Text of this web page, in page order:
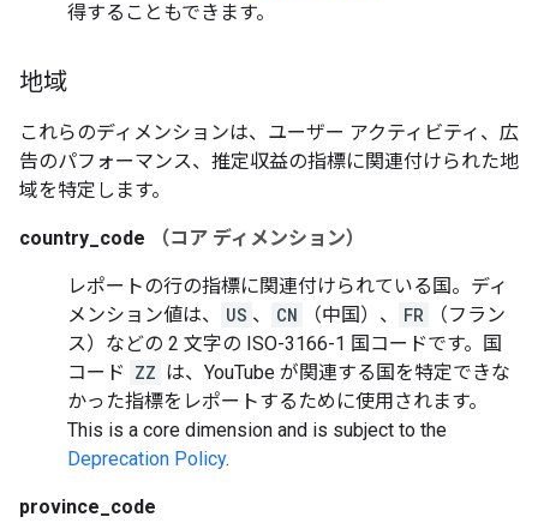
得することもできます。
地域
これらのディメンションは、ユーザー アクティビティ、広
告のパフォーマンス、推定収益の指標に関連付けられた地
域を特定します。
country_code （コア ディメンション）
レポートの行の指標に関連付けられている国。ディ
メンション値は、
US 、 CN （中国）、 FR
（フラン
ス）などの 2 文字の ISO-3166-1 国コードです。国
コード ZZ は、YouTube が関連する国を特定できな
かった指標をレポートするために使用されます。
This is a core dimension and is subject to the
Deprecation Policy.
province_code